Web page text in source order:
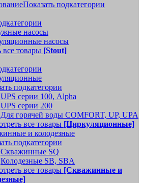
Показать подкатегории
насосы
насосы
все товары [Stout]
подкатегории
UPS серии 100, Alpha
UPS серии 200
Для горячей воды COMFORT, UP, UPA
все товары [Циркуляционные]
и колодезные
подкатегории
Скважинные SQ
Колодезные SB, SBA
все товары [Скважинные и